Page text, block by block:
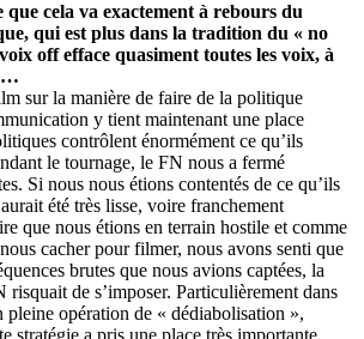
que cela va exactement à rebours du
qui est plus dans la tradition du « no
off efface quasiment toutes les voix, à
sur la manière de faire de la politique
y tient maintenant une place
contrôlent énormément ce qu’ils
le tournage, le FN nous a fermé
Si nous nous étions contentés de ce qu’ils
été très lisse, voire franchement
que nous étions en terrain hostile et comme
cacher pour filmer, nous avons senti que
brutes que nous avions captées, la
de s’imposer. Particulièrement dans
opération de « dédiabolisation »,